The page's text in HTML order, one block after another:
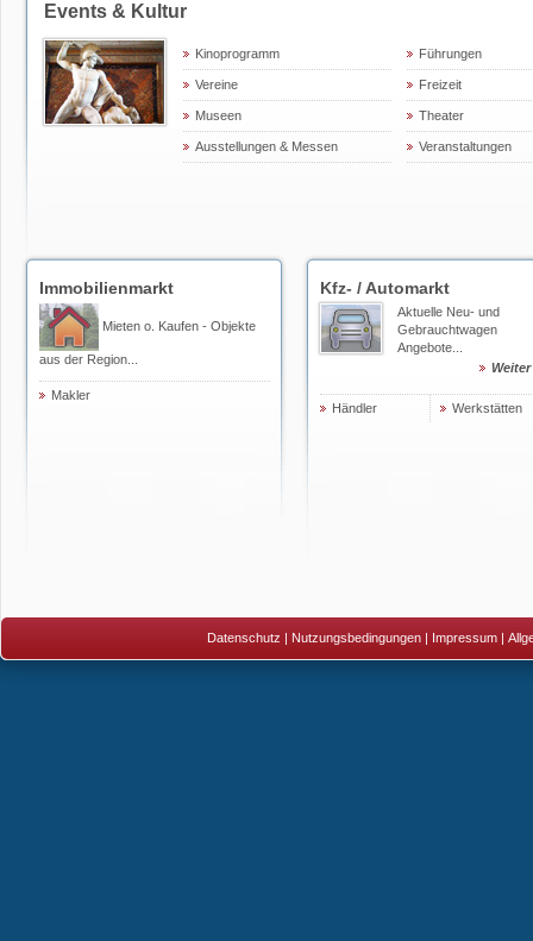
Events & Kultur
Kinoprogramm
Vereine
Museen
Ausstellungen & Messen
Führungen
Freizeit
Theater
Veranstaltungen
Immobilienmarkt
Mieten o. Kaufen - Objekte
aus der Region...
Makler
Kfz- / Automarkt
Aktuelle Neu- und
Gebrauchtwagen
Angebote...
Weiter
Händler Werkstätten
Datenschutz | Nutzungsbedingungen | Impressum |